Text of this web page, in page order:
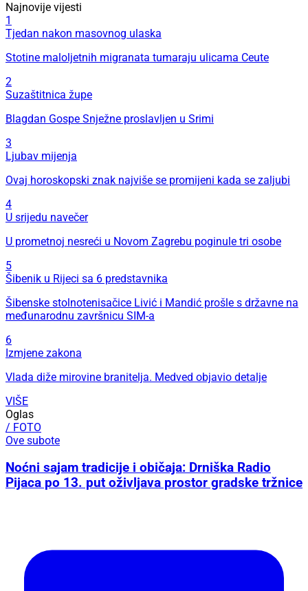
Najnovije vijesti
1
Tjedan nakon masovnog ulaska
Stotine maloljetnih migranata tumaraju ulicama Ceute
2
Suzaštitnica župe
Blagdan Gospe Snježne proslavljen u Srimi
3
Ljubav mijenja
Ovaj horoskopski znak najviše se promijeni kada se zaljubi
4
U srijedu navečer
U prometnoj nesreći u Novom Zagrebu poginule tri osobe
5
Šibenik u Rijeci sa 6 predstavnika
Šibenske stolnotenisačice Livić i Mandić prošle s državne na
međunarodnu završnicu SIM-a
6
Izmjene zakona
Vlada diže mirovine branitelja. Medved objavio detalje
VIŠE
Oglas
/ FOTO
Ove subote
Noćni sajam tradicije i običaja: Drniška Radio
Pijaca po 13. put oživljava prostor gradske tržnice